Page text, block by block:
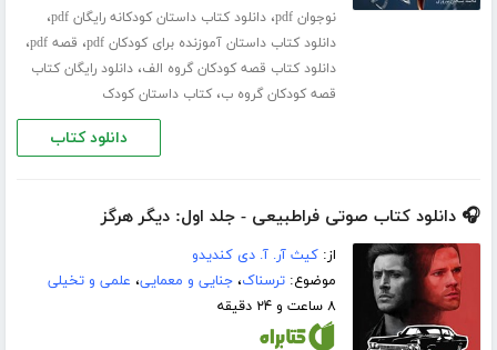
نوجوان pdf
،دانلود کتاب داستان کودکانه رایگان pdf ،
دانلود کتاب داستان آموزنده برای کودکان pdf ، قصه pdf ،
دانلود کتاب قصه کودکان گروه الف،دانلود رایگان کتاب
قصه کودکان گروه ب،کتاب داستان کودک
دانلود کتاب
🎧 دانلود کتاب صوتی فراطبیعی - جلد اول: دیگر هرگز
از:کیث آر. آ. دی کندیدو
موضوع:ترسناک،جنایی و معمایی، علمی و تخیلی
۸ ساعت و ۲۴ دقیقه